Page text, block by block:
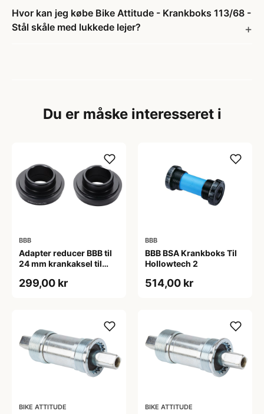
Hvor kan jeg købe Bike Attitude - Krankboks 113/68 -
Stål skåle med lukkede lejer?
Du er måske interesseret i
BBB
Adapter reducer BBB til
24 mm krankaksel til
299,00 kr
BBB
BBB BSA Krankboks Til
Hollowtech 2
514,00 kr
BIKE ATTITUDE BIKE ATTITUDE